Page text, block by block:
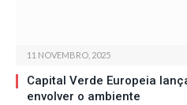
11 NOVEMBRO, 2025
Capital Verde Europeia
envolver o ambiente